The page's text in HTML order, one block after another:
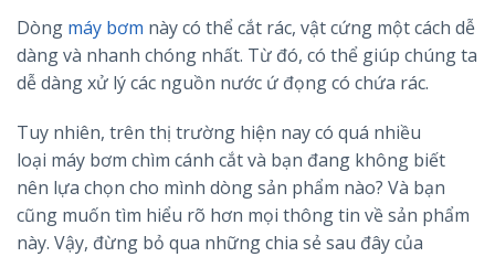
Dòng máy bơm này có thể cắt rác, vật cứng một cách dễ
dàng và nhanh chóng nhất. Từ đó, có thể giúp chúng ta
dễ dàng xử lý các nguồn nước ứ đọng có chứa rác.
Tuy nhiên, trên thị trường hiện nay có quá nhiều
loại máy bơm chìm cánh cắt và bạn đang không biết
nên lựa chọn cho mình dòng sản phẩm nào? Và bạn
cũng muốn tìm hiểu rõ hơn mọi thông tin về sản phẩm
này. Vậy, đừng bỏ qua những chia sẻ sau đây của